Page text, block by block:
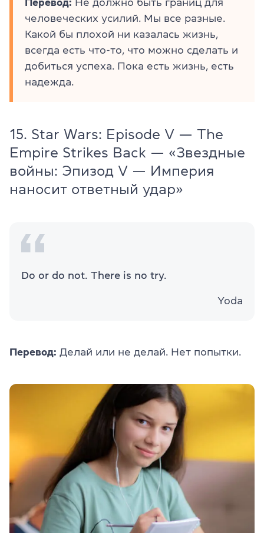
Перевод: Не должно быть границ для
человеческих усилий. Мы все разные.
Какой бы плохой ни казалась жизнь,
всегда есть что-то, что можно сделать и
добиться успеха. Пока есть жизнь, есть
надежда.
15. Star Wars: Episode V — The
Empire Strikes Back — «Звездные
войны: Эпизод V — Империя
наносит ответный удар»
Do or do not. There is no try.
Yoda
Перевод: Делай или не делай. Нет попытки.